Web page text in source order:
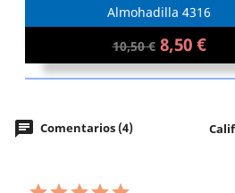
Almohadilla 4316
10,50 € 8,50 €
chat Comentarios (4)